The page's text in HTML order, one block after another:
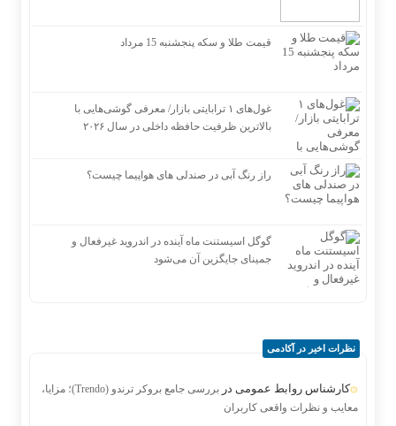
قیمت طلا و سکه پنجشنبه 15 مرداد
غول‌های ۱ ترابایتی بازار/ معرفی گوشی‌هایی با
بالاترین ظرفیت حافظه داخلی در سال ۲۰۲۶
راز رنگ آبی در صندلی های هواپیما چیست؟
گوگل اسیستنت ماه آینده در اندروید غیرفعال و
جمینای جایگزین آن می‌شود
نظرات اخیر در آکادمی
کارشناس روابط عمومی در
بررسی جامع بروکر ترندو (Trendo)؛ مزایا،
معایب و نظرات واقعی کاربران